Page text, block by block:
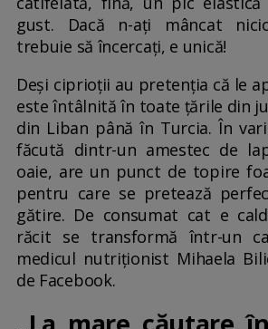
gust. Dacă n-ați mâncat
trebuie să încercați, e unică!
Deși ciprioții au pretenția că le
este întâlnită în toate țările din
din Liban până în Turcia. În
făcută dintr-un amestec de
oaie, are un punct de topire
pentru care se pretează
gătire. De consumat cat e
răcit se transformă într-un
medicul nutriționist Mihaela
de Facebook.